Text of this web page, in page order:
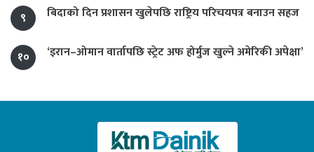
९ बिदाको दिन प्रशासन खुलेपछि राष्ट्रिय परिचयपत्र बनाउन सहज
१० ‘इरान–ओमान वार्तापछि स्ट्रेट अफ होर्मुज खुल्ने अमेरिकी अपेक्षा’